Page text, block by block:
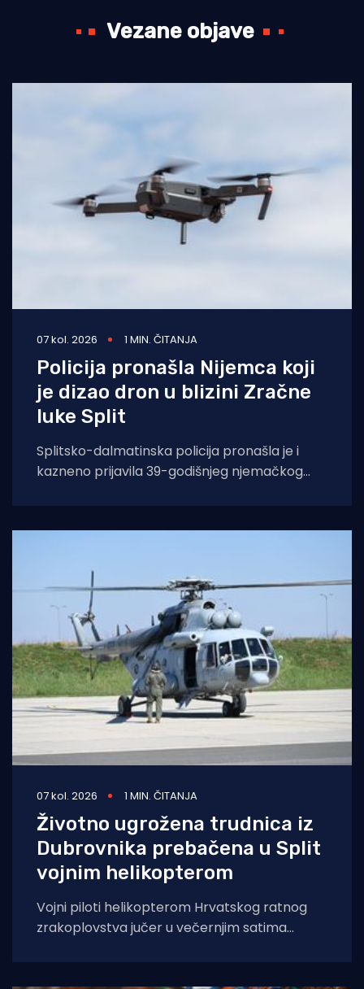
Vezane objave
07 kol. 2026 1 MIN. ČITANJA
Policija pronašla Nijemca koji
je dizao dron u blizini Zračne
luke Split
Splitsko-dalmatinska policija pronašla je i
kazneno prijavila 39-godišnjeg njemačkog
07 kol. 2026 1 MIN. ČITANJA
Životno ugrožena trudnica iz
Dubrovnika prebačena u Split
vojnim helikopterom
Vojni piloti helikopterom Hrvatskog ratnog
zrakoplovstva jučer u večernjim satima